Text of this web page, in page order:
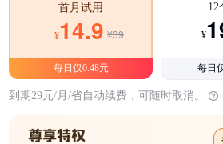
首月试用
¥14.9 ¥39
每日仅0.48元
12
¥
每日
到期29元/月/省自动续费，可随时取消。